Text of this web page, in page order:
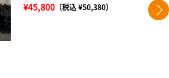
¥45,800（税込 ¥50,380）